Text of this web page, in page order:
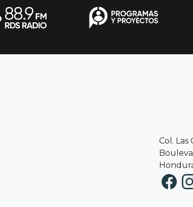
Col. Las